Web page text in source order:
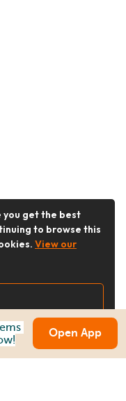
you get the best
to browse this
View our
Open App